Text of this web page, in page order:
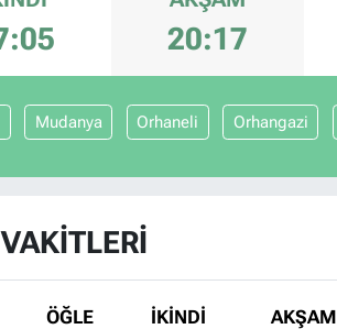
20:17
Mudanya Orhaneli Orhangazi
ÖĞLE İKINDI AKŞAM